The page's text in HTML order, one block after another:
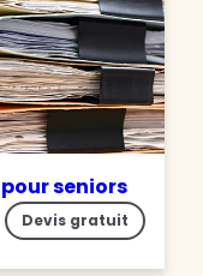
seniors
Devis gratuit